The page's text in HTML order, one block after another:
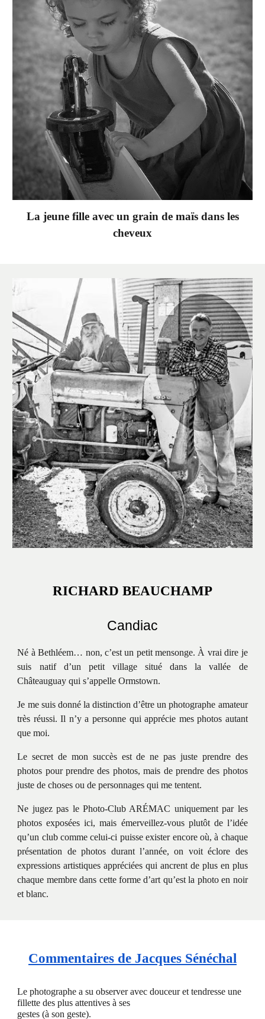
La jeune fille avec un grain de maïs dans les
cheveux
RICHARD BEAUCHAMP
Candiac
Né à Bethléem… non, c’est un petit mensonge. À vrai dire je
suis natif d’un petit village situé dans la vallée de
Châteauguay qui s’appelle Ormstown.
Je me suis donné la distinction d’être un photographe amateur
très réussi. Il n’y a personne qui apprécie mes photos autant
que moi.
Le secret de mon succès est de ne pas juste prendre des
photos pour prendre des photos, mais de prendre des photos
juste de choses ou de personnages qui me tentent.
Ne jugez pas le Photo-Club ARÉMAC uniquement par les
photos exposées ici, mais émerveillez-vous plutôt de l’idée
qu’un club comme celui-ci puisse exister encore où, à chaque
présentation de photos durant l’année, on voit éclore des
expressions artistiques appréciées qui ancrent de plus en plus
chaque membre dans cette forme d’art qu’est la photo en noir
et blanc.
Commentaires de Jacques Sénéchal
Le photographe a su observer avec douceur et tendresse une
fillette des plus attentives à ses
gestes (à son geste).